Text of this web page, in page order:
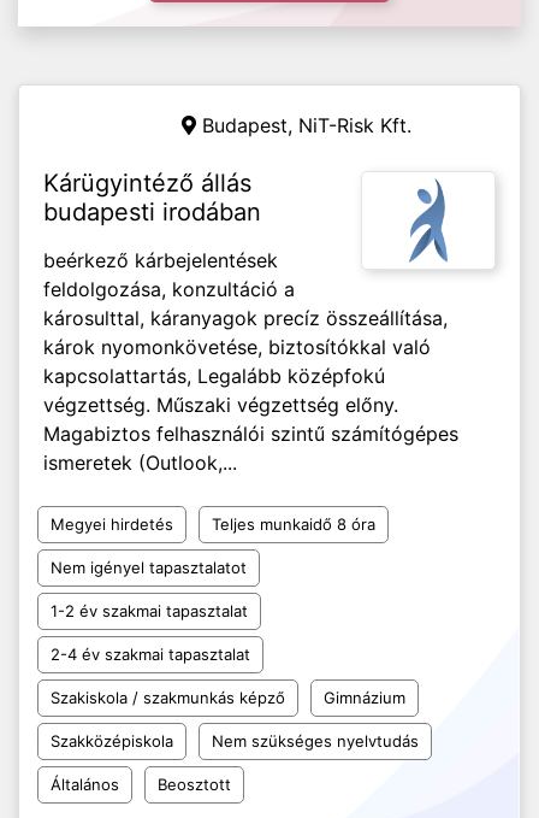
Budapest, NiT-Risk Kft.
Kárügyintéző állás
budapesti irodában
beérkező kárbejelentések
feldolgozása, konzultáció a
károsulttal, káranyagok precíz összeállítása,
károk nyomonkövetése, biztosítókkal való
kapcsolattartás, Legalább középfokú
végzettség. Műszaki végzettség előny.
Magabiztos felhasználói szintű számítógépes
ismeretek (Outlook,...
Megyei hirdetés Teljes munkaidő 8 óra
Nem igényel tapasztalatot
1-2 év szakmai tapasztalat
2-4 év szakmai tapasztalat
Szakiskola / szakmunkás képző Gimnázium
Szakközépiskola Nem szükséges nyelvtudás
Általános Beosztott